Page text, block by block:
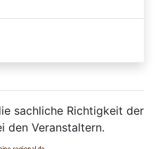
sachliche Richtigkeit der
den Veranstaltern.